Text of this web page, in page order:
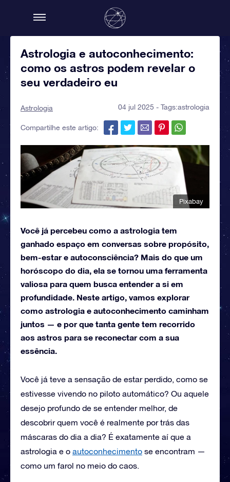
Astrologia e autoconhecimento:
como os astros podem revelar o
seu verdadeiro eu
Astrologia 04 jul 2025 - Tags:astrologia
Compartilhe este artigo:
Pixabay
Você já percebeu como a astrologia tem
ganhado espaço em conversas sobre propósito,
bem-estar e autoconsciência? Mais do que um
horóscopo do dia, ela se tornou uma ferramenta
valiosa para quem busca entender a si em
profundidade. Neste artigo, vamos explorar
como astrologia e autoconhecimento caminham
juntos — e por que tanta gente tem recorrido
aos astros para se reconectar com a sua
essência.
Você já teve a sensação de estar perdido, como se
estivesse vivendo no piloto automático? Ou aquele
desejo profundo de se entender melhor, de
descobrir quem você é realmente por trás das
máscaras do dia a dia? É exatamente aí que a
astrologia e o autoconhecimento se encontram —
como um farol no meio do caos.